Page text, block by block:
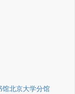
馆北京大学分馆